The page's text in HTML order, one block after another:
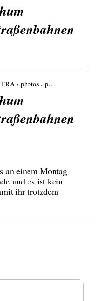
› photos › p…
an einem Montag
und es ist kein
ihr trotzdem